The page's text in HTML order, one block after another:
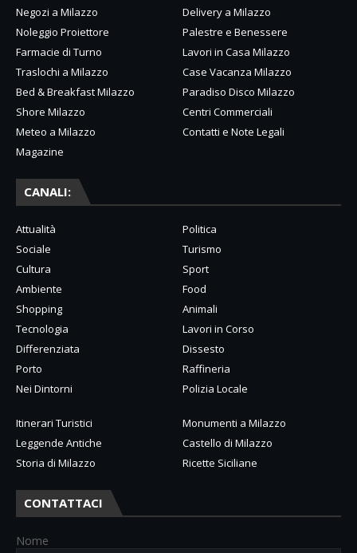
Negozi a Milazzo
Delivery a Milazzo
Noleggio Proiettore
Palestre e Benessere
Farmacie di Turno
Lavori in Casa Milazzo
Traslochi a Milazzo
Case Vacanza Milazzo
Bed & Breakfast Milazzo
Paradiso Disco Milazzo
Shore Milazzo
Centri Commerciali
Meteo a Milazzo
Contatti e Note Legali
Magazine
CANALI:
Attualità
Politica
Sociale
Turismo
Cultura
Sport
Ambiente
Food
Shopping
Animali
Tecnologia
Lavori in Corso
Differenziata
Dissesto
Porto
Raffineria
Nei Dintorni
Polizia Locale
Itinerari Turistici
Monumenti a Milazzo
Leggende Antiche
Castello di Milazzo
Storia di Milazzo
Ricette Siciliane
CONTATTACI
Nome